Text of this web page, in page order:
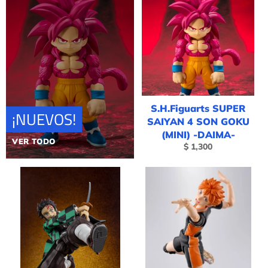
¡NUEVOS!
VER TODO
S.H.Figuarts SUPER
SAIYAN 4 SON GOKU
(MINI) -DAIMA-
Precio
$ 1,300